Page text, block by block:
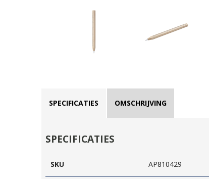
SPECIFICATIES OMSCHRIJVING
SPECIFICATIES
SKU AP810429